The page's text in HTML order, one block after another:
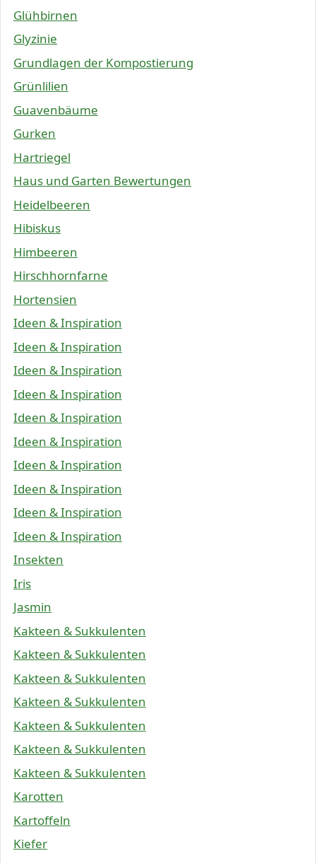
Glühbirnen
Glyzinie
Grundlagen der Kompostierung
Grünlilien
Guavenbäume
Gurken
Hartriegel
Haus und Garten Bewertungen
Heidelbeeren
Hibiskus
Himbeeren
Hirschhornfarne
Hortensien
Ideen & Inspiration
Ideen & Inspiration
Ideen & Inspiration
Ideen & Inspiration
Ideen & Inspiration
Ideen & Inspiration
Ideen & Inspiration
Ideen & Inspiration
Ideen & Inspiration
Ideen & Inspiration
Insekten
Iris
Jasmin
Kakteen & Sukkulenten
Kakteen & Sukkulenten
Kakteen & Sukkulenten
Kakteen & Sukkulenten
Kakteen & Sukkulenten
Kakteen & Sukkulenten
Kakteen & Sukkulenten
Karotten
Kartoffeln
Kiefer